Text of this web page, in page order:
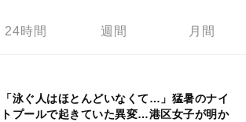
24時間 週間 月間
「泳ぐ人はほとんどいなくて…」猛暑のナイ
トプールで起きていた異変…港区女子が明か